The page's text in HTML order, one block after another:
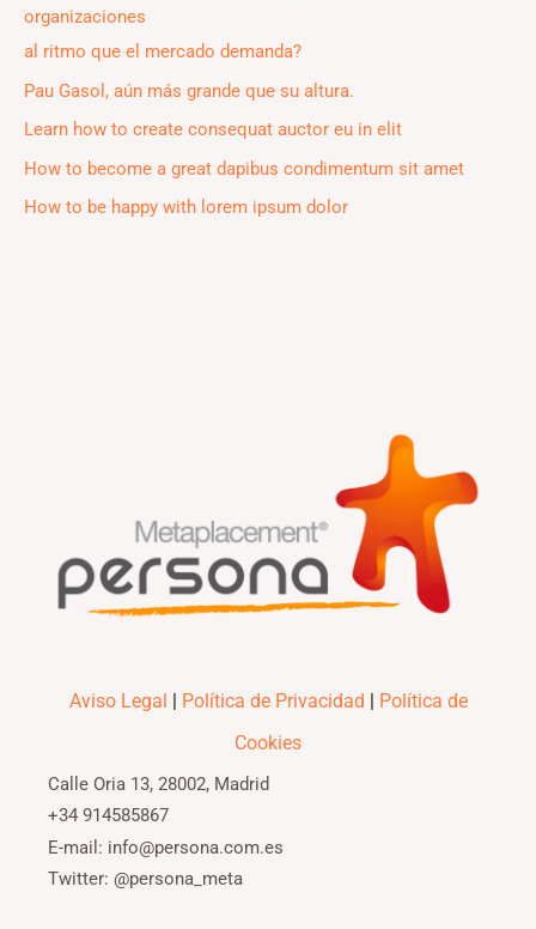
:
organizaciones
al ritmo que el mercado demanda?
Pau Gasol, aún más grande que su altura.
Learn how to create consequat auctor eu in elit
How to become a great dapibus condimentum sit amet
How to be happy with lorem ipsum dolor
Aviso Legal | Política de Privacidad | Política de
Cookies
Calle Oria 13, 28002, Madrid
+34 914585867
E-mail: info@persona.com.es
Twitter: @persona_meta